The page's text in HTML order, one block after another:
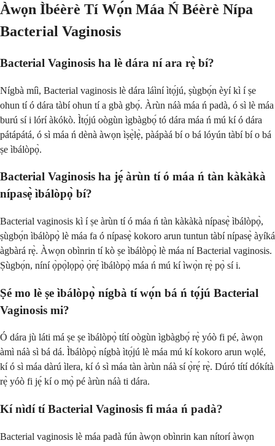
Àwọn Ìbéèrè Tí Wọ́n Máa Ń Béèrè Nípa
Bacterial Vaginosis
Bacterial Vaginosis ha lè dára ní ara rẹ̀ bí?
Nígbà míì, Bacterial vaginosis lè dára láìní ìtọ́jú, ṣùgbọ́n èyí kì í ṣe
ohun tí ó dára tàbí ohun tí a gbà gbọ́. Àrùn náà máa ń padà, ó sì lè máa
burú sí i lórí àkókò. Ìtọ́jú oògùn ìgbàgbọ́ tó dára máa ń mú kí ó dára
pátápátá, ó sì máa ń dènà àwọn ìṣẹ̀lẹ̀, pàápàá bí o bá lóyún tàbí bí o bá
ṣe ìbálòpọ̀.
Bacterial Vaginosis ha jẹ́ àrùn tí ó máa ń tàn kàkàkà
nípasẹ̀ ìbálòpọ̀ bí?
Bacterial vaginosis kì í ṣe àrùn tí ó máa ń tàn kàkàkà nípasẹ̀ ìbálòpọ̀,
ṣùgbọ́n ìbálòpọ̀ lè máa fa ó nípasẹ̀ kokoro arun tuntun tàbí nípasẹ̀ àyíká
àgbàrá rẹ̀. Àwọn obìnrin tí kò ṣe ìbálòpọ̀ lè máa ní Bacterial vaginosis.
Ṣùgbọ́n, níní ọ̀pọ̀lọpọ̀ ọ̀rẹ́ ìbálòpọ̀ máa ń mú kí ìwọ̀n rẹ̀ pọ̀ sí i.
Ṣé mo lè ṣe ìbálòpọ̀ nígbà tí wọ́n bá ń tọ́jú Bacterial
Vaginosis mi?
Ó dára jù láti má ṣe ṣe ìbálòpọ̀ títí oògùn ìgbàgbọ́ rẹ̀ yóò fi pé, àwọn
àmì náà sì bá dá. Ìbálòpọ̀ nígbà ìtọ́jú lè máa mú kí kokoro arun wọlé,
kí ó sì máa dàrú ìlera, kí ó sì máa tàn àrùn náà sí ọ̀rẹ́ rẹ̀. Dúró títí dókítà
rẹ̀ yóò fi jẹ́ kí o mọ̀ pé àrùn náà ti dára.
Kí nìdí tí Bacterial Vaginosis fi máa ń padà?
Bacterial vaginosis lè máa padà fún àwọn obìnrin kan nítorí àwọn